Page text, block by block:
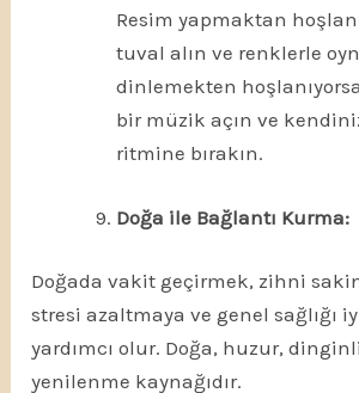
Resim yapmaktan
tuval alın ve renklerle
dinlemekten
bir müzik açın ve
ritmine bırakın.
Doğa ile Bağlantı Kurma:
Doğada vakit geçirmek, zihni
stresi azaltmaya ve genel sağlığı
yardımcı olur. Doğa, huzur,
yenilenme kaynağıdır.